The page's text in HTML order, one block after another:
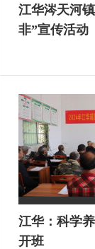
江华涔天河
非”宣传活动
江华：科学
开班